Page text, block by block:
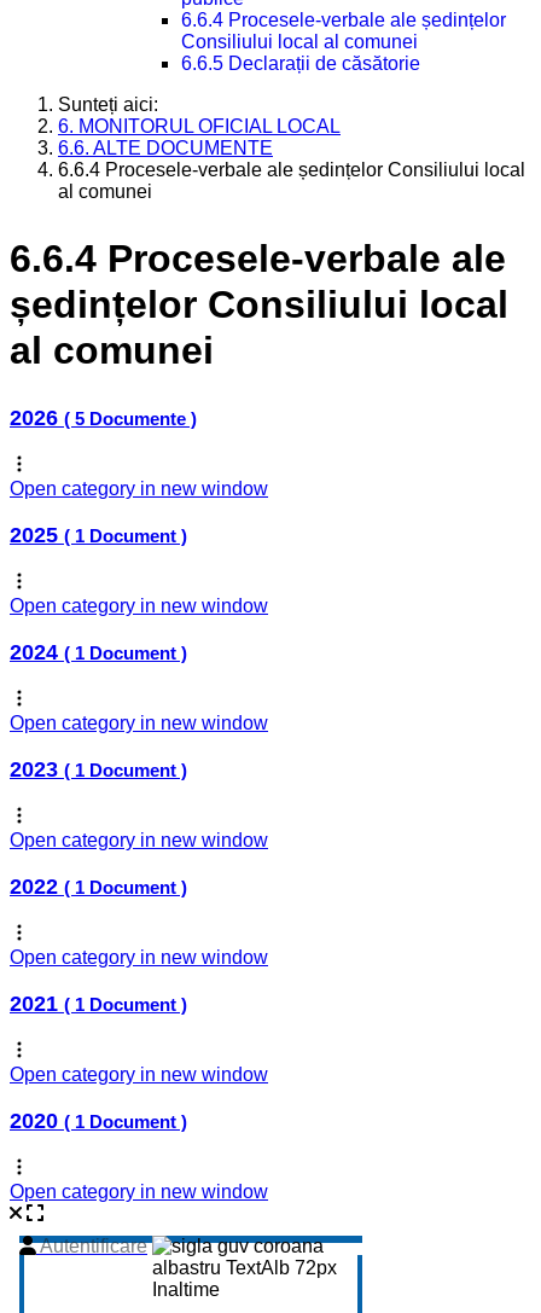
6.6.4 Procesele-verbale ale ședințelor
Consiliului local al comunei
6.6.5 Declarații de căsătorie
Sunteți aici:
6. MONITORUL OFICIAL LOCAL
6.6. ALTE DOCUMENTE
6.6.4 Procesele-verbale ale ședințelor Consiliului local
al comunei
6.6.4 Procesele-verbale ale
ședințelor Consiliului local
al comunei
2026 ( 5 Documente )
Open category in new window
2025 ( 1 Document )
Open category in new window
2024 ( 1 Document )
Open category in new window
2023 ( 1 Document )
Open category in new window
2022 ( 1 Document )
Open category in new window
2021 ( 1 Document )
Open category in new window
2020 ( 1 Document )
Open category in new window